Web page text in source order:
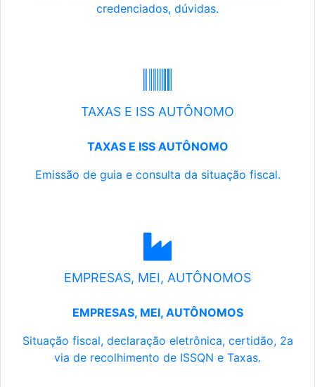
credenciados, dúvidas.
TAXAS E ISS AUTÔNOMO
TAXAS E ISS AUTÔNOMO
Emissão de guia e consulta da situação fiscal.
EMPRESAS, MEI, AUTÔNOMOS
EMPRESAS, MEI, AUTÔNOMOS
Situação fiscal, declaração eletrônica, certidão, 2a
via de recolhimento de ISSQN e Taxas.